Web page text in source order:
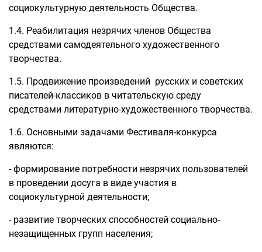
социокультурную деятельность Общества.
1.4. Реабилитация незрячих членов Общества
средствами самодеятельного художественного
творчества.
1.5. Продвижение произведений русских и советских
писателей-классиков в читательскую среду
средствами литературно-художественного творчества.
1.6. Основными задачами Фестиваля-конкурса
являются:
- формирование потребности незрячих пользователей
в проведении досуга в виде участия в
социокультурной деятельности;
- развитие творческих способностей социально-
незащищенных групп населения;